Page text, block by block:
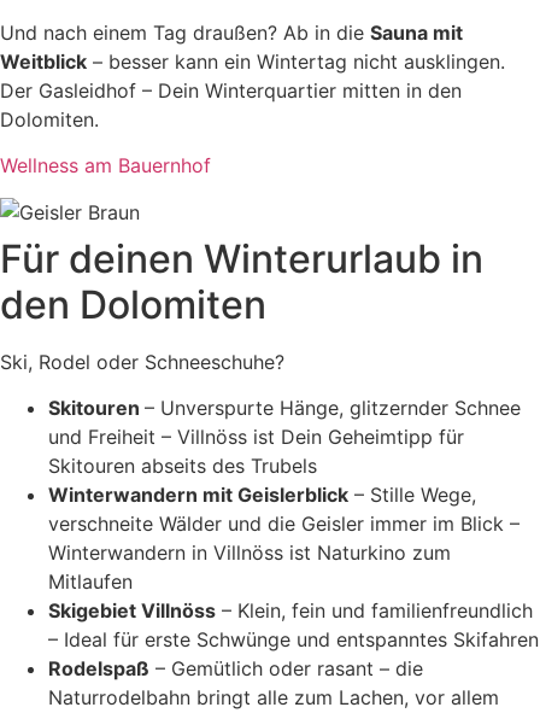
Und nach einem Tag draußen? Ab in die Sauna mit
Weitblick – besser kann ein Wintertag nicht ausklingen.
Der Gasleidhof – Dein Winterquartier mitten in den
Dolomiten.
Wellness am Bauernhof
Für deinen Winterurlaub in
den Dolomiten
Ski, Rodel oder Schneeschuhe?
Skitouren – Unverspurte Hänge, glitzernder Schnee
und Freiheit – Villnöss ist Dein Geheimtipp für
Skitouren abseits des Trubels
Winterwandern mit Geislerblick – Stille Wege,
verschneite Wälder und die Geisler immer im Blick –
Winterwandern in Villnöss ist Naturkino zum
Mitlaufen
Skigebiet Villnöss – Klein, fein und familienfreundlich
– Ideal für erste Schwünge und entspanntes Skifahren
Rodelspaß – Gemütlich oder rasant – die
Naturrodelbahn bringt alle zum Lachen, vor allem